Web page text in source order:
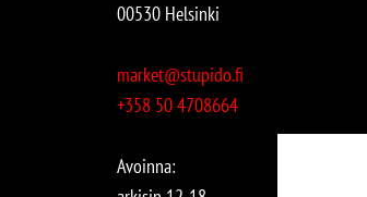
00530 Helsinki
market@stupido.fi
+358 50 4708664
Avoinna: